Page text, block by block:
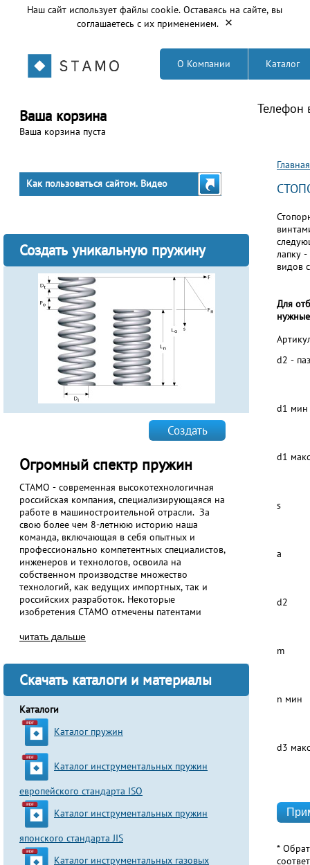
Наш сайт использует файлы cookie. Оставаясь на сайте, вы
соглашаетесь с их применением. ×
О Компании Каталог
Телефон
Ваша корзина
Ваша корзина пуста
Как пользоваться сайтом. Видео
Создать уникальную пружину
Создать
Огромный спектр пружин
СТАМО - современная высокотехнологичная
российская компания, специализирующаяся на
работе в машиностроительной отрасли. За
свою более чем 8-летнюю историю наша
команда, включающая в себя опытных и
профессионально компетентных специалистов,
инженеров и технологов, освоила на
собственном производстве множество
технологий, как ведущих импортных, так и
российских разработок. Некоторые
изобретения СТАМО отмечены патентами
читать дальше
Скачать каталоги и материалы
Каталоги
Каталог пружин
Каталог инструментальных пружин
европейского стандарта ISO
Каталог инструментальных пружин
японского стандарта JIS
Каталог инструментальных газовых
Вы
Главная
лапку
видов
Для
d2 - паз
d1 мин
d1 макс
s
a
d2
m
n мин
d3 макс
*